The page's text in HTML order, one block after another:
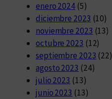
enero 2024 (5)
diciembre 2023 (10)
noviembre 2023 (13)
octubre 2023 (12)
septiembre 2023 (22)
agosto 2023 (24)
julio 2023 (13)
junio 2023 (13)